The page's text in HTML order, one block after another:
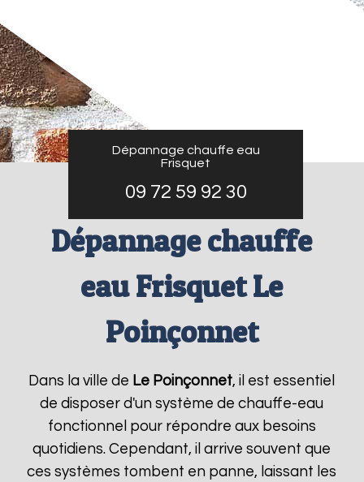
Dépannage chauffe eau
Frisquet
09 72 59 92 30
Dépannage chauffe
eau Frisquet Le
Poinçonnet
Dans la ville de Le Poinçonnet, il est essentiel
de disposer d'un système de chauffe-eau
fonctionnel pour répondre aux besoins
quotidiens. Cependant, il arrive souvent que
ces systèmes tombent en panne, laissant les